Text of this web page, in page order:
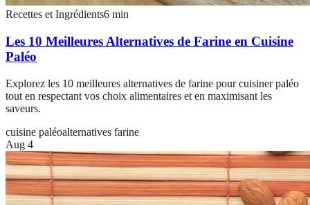
Recettes et Ingrédients6 min
Les 10 Meilleures Alternatives de Farine en Cuisine
Paléo
Explorez les 10 meilleures alternatives de farine pour cuisiner paléo
tout en respectant vos choix alimentaires et en maximisant les
saveurs.
cuisine paléoalternatives farine
Aug 4